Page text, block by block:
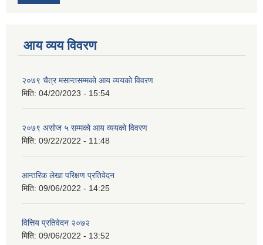
आय व्यय विवरण
२०७९ चैत्र मसान्तसम्मको आय व्ययको विवरण
मिति: 04/20/2023 - 15:54
२०७९ असोज ५ सम्मको आय व्ययको विवरण
मिति: 09/22/2022 - 11:48
आन्तरिक लेखा परिक्षण प्रतिवेदन
मिति: 09/06/2022 - 14:25
वित्तिय प्रतिवेदन २०७२
मिति: 09/06/2022 - 13:52